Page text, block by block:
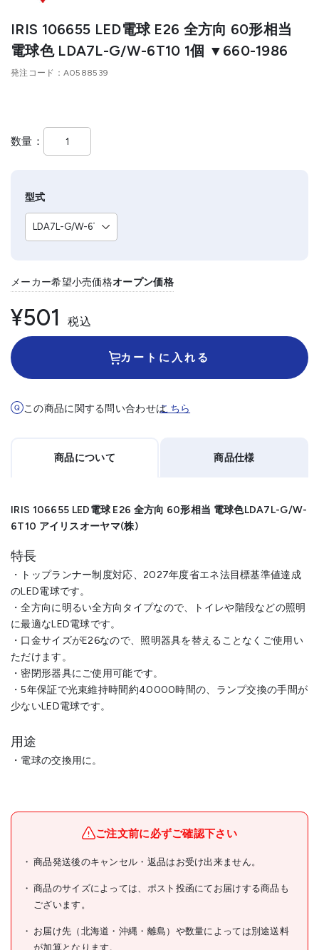
IRIS 106655 LED電球 E26 全方向 60形相当
電球色 LDA7L-G/W-6T10 1個 ▼660-1986
発注コード A0588539
数量
型式
メーカー希望小売価格オープン価格
¥501 税込
カートに入れる
この商品に関する問い合わせはこちら
商品について
IRIS 106655 LED電球 E26 全方向 60形相当 電球色LDA7L-G/W-
6T10 アイリスオーヤマ(株)
特長
・トップランナー制度対応、2027年度省エネ法目標基準値達成
のLED電球です。
・全方向に明るい全方向タイプなので、トイレや階段などの照明
に最適なLED電球です。
・口金サイズがE26なので、照明器具を替えることなくご使用い
ただけます。
・密閉形器具にご使用可能です。
・5年保証で光束維持時間約40000時間の、ランプ交換の手間が
少ないLED電球です。
用途
・電球の交換用に。
商品仕様
ブランド名 IRIS
商品名
IRIS 106655 LED電球 E26 全
方向 60形相当 電球色
型式 LDA7L-G/W-6T10
ご注文前に必ずご確認下さい
商品発送後のキャンセル・返品はお受け出来ません。
商品のサイズによっては、ポスト投函にてお届けする商品も
ございます。
お届け先（北海道・沖縄・離島）や数量によっては別途送料
が加算となります。